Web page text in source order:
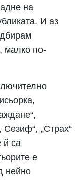
на
И аз
малко по-
Сезиф“, „Страх“
й са
е
нейно